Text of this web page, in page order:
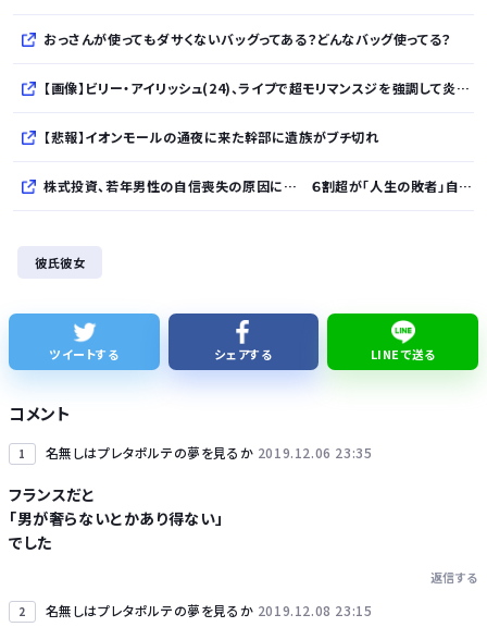
おっさんが使ってもダサくないバッグってある？どんなバッグ使ってる？
【画像】ビリー・アイリッシュ(24)、ライブで超モリマンスジを強調して炎上ｗｗｗｗｗｗｗｗ
【悲報】イオンモールの通夜に来た幹部に遺族がブチ切れ
株式投資、若年男性の自信喪失の原因に… ６割超が「人生の敗者」自認か
【ナゾロジー】老化をほぼ克服しても「体細胞変異」が残ればヒトの寿命は156年、数理モデルで推定
Powered by livedoor 相互RSS
彼氏彼女
ツイートする シェアする LINEで送る
コメント
1 名無しはプレタポルテの夢を見るか 2019.12.06 23:35
フランスだと
「男が奢らないとかあり得ない」
でした
返信する
2 名無しはプレタポルテの夢を見るか 2019.12.08 23:15